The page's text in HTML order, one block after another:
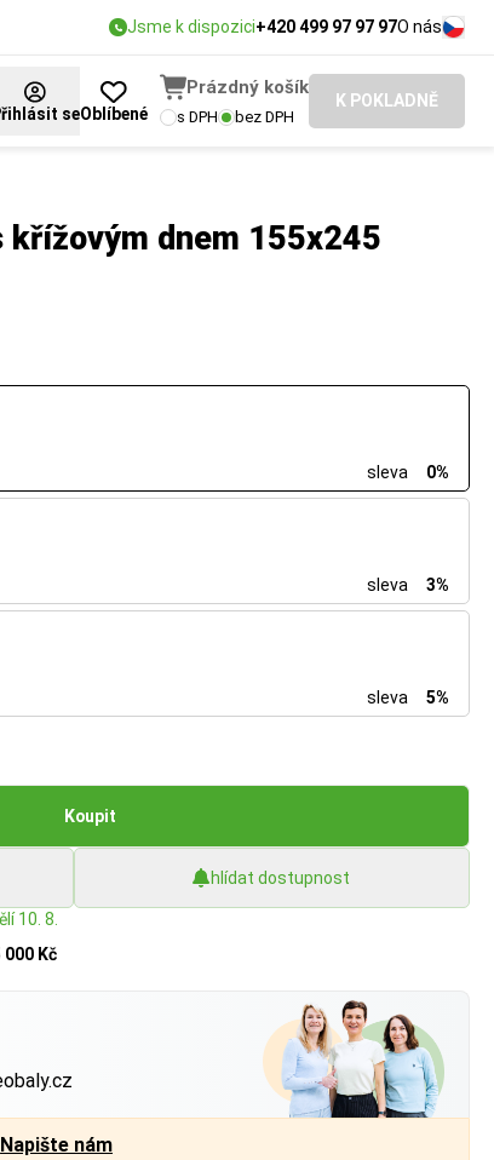
Jsme k dispozici+420 499 97 97 97O nás
seOblíbené
Prázdný košík
s DPH bez DPH
K POKLADNĚ
křížovým dnem 155x245
sleva
0%
sleva
3%
sleva
5%
Koupit
hlídat dostupnost
10. 8.
000 Kč
Napište nám